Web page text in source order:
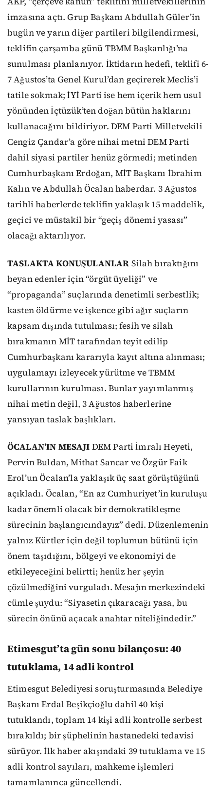
imzasına açtı. Grup Başkanı Abdullah Güler’in
bugün ve yarın diğer partileri bilgilendirmesi,
teklifin çarşamba günü TBMM Başkanlığı’na
sunulması planlanıyor. İktidarın hedefi, teklifi 6-
7 Ağustos’ta Genel Kurul’dan geçirerek Meclis’i
tatile sokmak; İYİ Parti ise hem içerik hem usul
yönünden İçtüzük’ten doğan bütün haklarını
kullanacağını bildiriyor. DEM Parti Milletvekili
Cengiz Çandar’a göre nihai metni DEM Parti
dahil siyasi partiler henüz görmedi; metinden
Cumhurbaşkanı Erdoğan, MİT Başkanı İbrahim
Kalın ve Abdullah Öcalan haberdar. 3 Ağustos
tarihli haberlerde teklifin yaklaşık 15 maddelik,
geçici ve müstakil bir “geçiş dönemi yasası”
olacağı aktarılıyor.
TASLAKTA KONUŞULANLAR Silah bıraktığını
beyan edenler için “örgüt üyeliği” ve
“propaganda” suçlarında denetimli serbestlik;
kasten öldürme ve işkence gibi ağır suçların
kapsam dışında tutulması; fesih ve silah
bırakmanın MİT tarafından teyit edilip
Cumhurbaşkanı kararıyla kayıt altına alınması;
uygulamayı izleyecek yürütme ve TBMM
kurullarının kurulması. Bunlar yayımlanmış
nihai metin değil, 3 Ağustos haberlerine
yansıyan taslak başlıkları.
ÖCALAN’IN MESAJI DEM Parti İmralı Heyeti,
Pervin Buldan, Mithat Sancar ve Özgür Faik
Erol’un Öcalan’la yaklaşık üç saat görüştüğünü
açıkladı. Öcalan, “En az Cumhuriyet’in kuruluşu
kadar önemli olacak bir demokratikleşme
sürecinin başlangıcındayız” dedi. Düzenlemenin
yalnız Kürtler için değil toplumun bütünü için
önem taşıdığını, bölgeyi ve ekonomiyi de
etkileyeceğini belirtti; henüz her şeyin
çözülmediğini vurguladı. Mesajın merkezindeki
cümle şuydu: “Siyasetin çıkaracağı yasa, bu
sürecin önünü açacak anahtar niteliğindedir.”
Etimesgut’ta gün sonu bilançosu: 40
tutuklama, 14 adli kontrol
Etimesgut Belediyesi soruşturmasında Belediye
Başkanı Erdal Beşikçioğlu dahil 40 kişi
tutuklandı, toplam 14 kişi adli kontrolle serbest
bırakıldı; bir şüphelinin hastanedeki tedavisi
sürüyor. İlk haber akışındaki 39 tutuklama ve 15
adli kontrol sayıları, mahkeme işlemleri
tamamlanınca güncellendi.